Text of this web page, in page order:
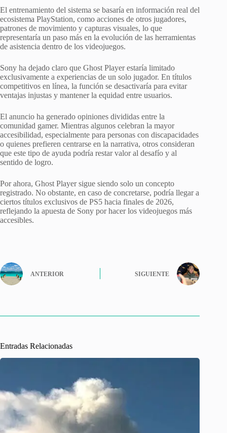
El entrenamiento del sistema se basaría en información real del
ecosistema PlayStation, como acciones de otros jugadores,
patrones de movimiento y capturas visuales, lo que
representaría un paso más en la evolución de las herramientas
de asistencia dentro de los videojuegos.
Sony ha dejado claro que Ghost Player estaría limitado
exclusivamente a experiencias de un solo jugador. En títulos
competitivos en línea, la función se desactivaría para evitar
ventajas injustas y mantener la equidad entre usuarios.
El anuncio ha generado opiniones divididas entre la
comunidad gamer. Mientras algunos celebran la mayor
accesibilidad, especialmente para personas con discapacidades
o quienes prefieren centrarse en la narrativa, otros consideran
que este tipo de ayuda podría restar valor al desafío y al
sentido de logro.
Por ahora, Ghost Player sigue siendo solo un concepto
registrado. No obstante, en caso de concretarse, podría llegar a
ciertos títulos exclusivos de PS5 hacia finales de 2026,
reflejando la apuesta de Sony por hacer los videojuegos más
accesibles.
ANTERIOR SIGUIENTE
Entradas Relacionadas